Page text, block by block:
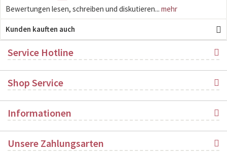
Bewertungen lesen, schreiben und diskutieren... mehr
Kunden kauften auch
Service Hotline
Shop Service
Informationen
Unsere Zahlungsarten